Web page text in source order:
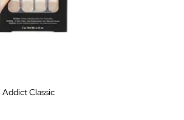
Addict Classic